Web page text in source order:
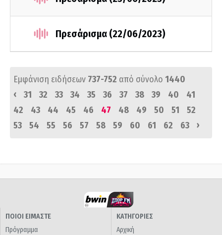
Πρεσάρισμα (22/06/2023)
Εμφάνιση ειδήσεων 737-752 από σύνολο 1440
‹
31 32 33 34 35 36 37 38 39 40
41
42
43 44 45 46 47 48 49 50 51
52
53
54 55 56 57 58 59 60 61 62 63 ›
ΠΟΙΟΙ ΕΙΜΑΣΤΕ
Πρόγραμμα
ΚΑΤΗΓΟΡΙΕΣ
Αρχική